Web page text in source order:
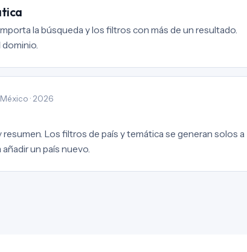
la búsqueda y los filtros con más de un resultado.
México · 2026
Los filtros de país y temática se generan solos a
un país nuevo.